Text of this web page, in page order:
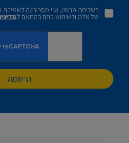
בשליחת פרטיי, אני מסכים/ה לשמירת
של אלמ ולשימוש בהם בהתאם ל
הרשמה